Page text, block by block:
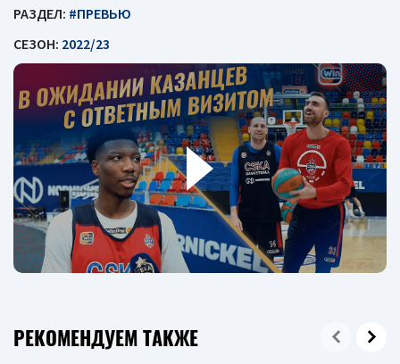
РАЗДЕЛ: #ПРЕВЬЮ
СЕЗОН: 2022/23
РЕКОМЕНДУЕМ ТАКЖЕ